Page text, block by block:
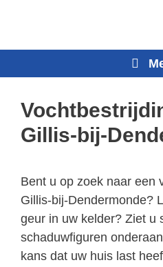
Gillis-bij-
Bent u op zoek naar een
Gillis-bij-Dendermonde?
geur in uw kelder? Ziet u
schaduwfiguren
kans dat uw huis last